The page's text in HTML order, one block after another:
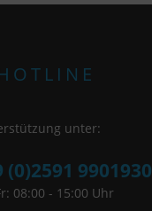
unter:
(0)2591 9901930
08:00 - 15:00 Uhr